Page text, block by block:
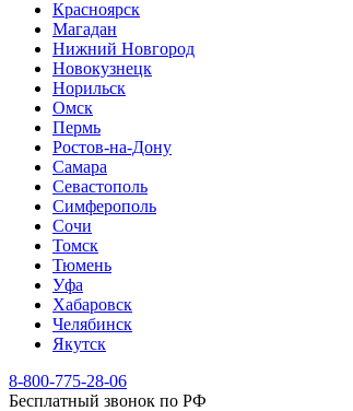
Красноярск
Магадан
Нижний Новгород
Новокузнецк
Норильск
Омск
Пермь
Ростов-на-Дону
Самара
Севастополь
Симферополь
Сочи
Томск
Тюмень
Уфа
Хабаровск
Челябинск
Якутск
8-800-775-28-06
Бесплатный звонок по РФ